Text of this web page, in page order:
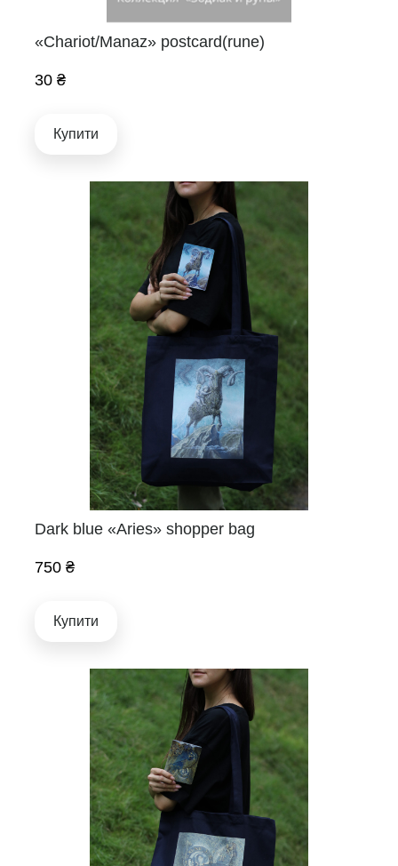
«Chariot/Manaz» postcard(rune)
30 ₴
Купити
Dark blue «Aries» shopper bag
750 ₴
Купити